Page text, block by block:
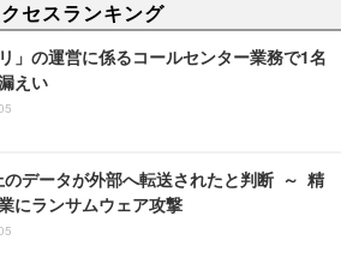
セスランキング
」の運営に係るコールセンター業務で1名
えい
のデータが外部へ転送されたと判断 ～ 精
にランサムウェア攻撃